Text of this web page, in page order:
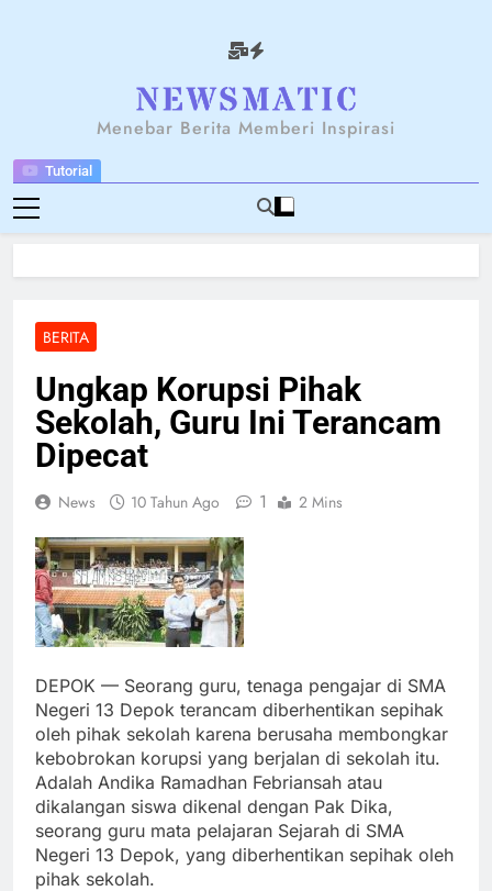
Tutorial
NEWSANTARA
Menebar Berita Memberi Inspirasi
BERITA
Ungkap Korupsi Pihak
Sekolah, Guru Ini Terancam
Dipecat
News 10 Tahun Ago 1 2 Mins
DEPOK — Seorang guru, tenaga pengajar di SMA
Negeri 13 Depok terancam diberhentikan sepihak
oleh pihak sekolah karena berusaha membongkar
kebobrokan korupsi yang berjalan di sekolah itu.
Adalah Andika Ramadhan Febriansah atau
dikalangan siswa dikenal dengan Pak Dika,
seorang guru mata pelajaran Sejarah di SMA
Negeri 13 Depok, yang diberhentikan sepihak oleh
pihak sekolah.